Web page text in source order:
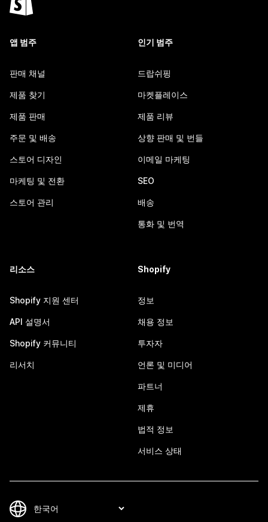
앱 범주
판매 채널
제품 찾기
제품 판매
주문 및 배송
스토어 디자인
마케팅 및 전환
스토어 관리
인기 범주
드랍쉬핑
마켓플레이스
제품 리뷰
상향 판매 및 번들
이메일 마케팅
SEO
배송
통화 및 번역
리소스
Shopify 지원 센터
API 설명서
Shopify 커뮤니티
리서치
Shopify
정보
채용 정보
투자자
언론 및 미디어
파트너
제휴
법적 정보
서비스 상태